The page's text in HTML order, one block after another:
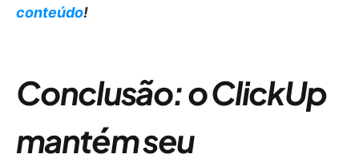
conteúdo!
Conclusão: o ClickUp
mantém seu